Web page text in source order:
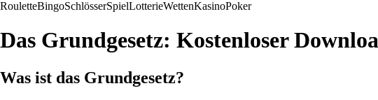
RouletteBingoSchlösserSpielLotterieWettenKasinoPoker
Das Grundgesetz: Kostenloser
Was ist das Grundgesetz?